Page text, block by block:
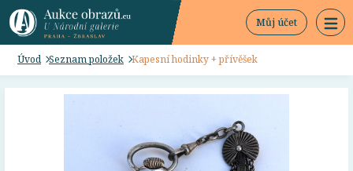
Můj účet
Úvod Seznam položek Kapesní hodinky + přívěšek